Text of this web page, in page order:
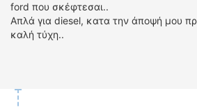
ford που σκέφτεσαι..
Απλά για diesel, κατα την άποψή μου
καλή τύχη..